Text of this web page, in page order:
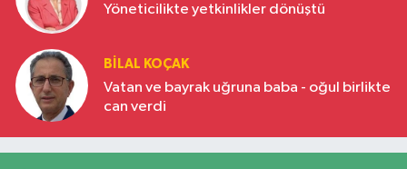
Yöneticilikte yetkinlikler dönüştü
BILAL KOÇAK
Vatan ve bayrak uğruna baba - oğul birlikte
can verdi